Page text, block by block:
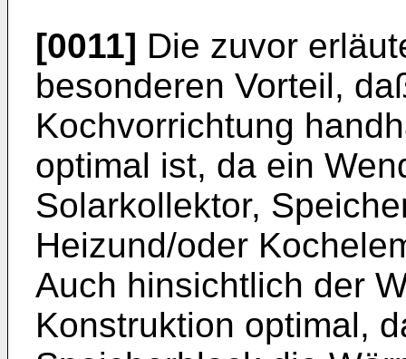
[0011] Die zuvor
besonderen Vorteil,
Kochvorrichtung
optimal ist, da ein
Solarkollektor,
Heizund/oder
Auch hinsichtlich der
Konstruktion optimal,